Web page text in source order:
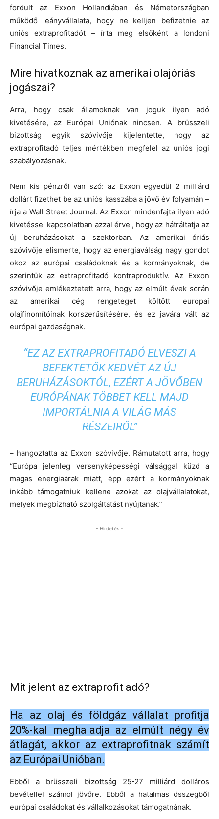
fordult az Exxon Hollandiában és Németországban
működő leányvállalata, hogy ne kelljen befizetnie az
uniós extraprofitadót – írta meg elsőként a londoni
Financial Times.
Mire hivatkoznak az amerikai olajóriás
jogászai?
Arra, hogy csak államoknak van joguk ilyen adó
kivetésére, az Európai Uniónak nincsen. A brüsszeli
bizottság egyik szóvivője kijelentette, hogy az
extraprofitadó teljes mértékben megfelel az uniós jogi
szabályozásnak.
Nem kis pénzről van szó: az Exxon egyedül 2 milliárd
dollárt fizethet be az uniós kasszába a jövő év folyamán –
írja a Wall Street Journal. Az Exxon mindenfajta ilyen adó
kivetéssel kapcsolatban azzal érvel, hogy az hátráltatja az
új beruházásokat a szektorban. Az amerikai óriás
szóvivője elismerte, hogy az energiaválság nagy gondot
okoz az európai családoknak és a kormányoknak, de
szerintük az extraprofitadó kontraproduktív. Az Exxon
szóvivője emlékeztetett arra, hogy az elmúlt évek során
az amerikai cég rengeteget költött európai
olajfinomítóinak korszerűsítésére, és ez javára vált az
európai gazdaságnak.
“EZ AZ EXTRAPROFITADÓ ELVESZI A
BEFEKTETŐK KEDVÉT AZ ÚJ
BERUHÁZÁSOKTÓL, EZÉRT A JÖVŐBEN
EURÓPÁNAK TÖBBET KELL MAJD
IMPORTÁLNIA A VILÁG MÁS
RÉSZEIRŐL”
– hangoztatta az Exxon szóvivője. Rámutatott arra, hogy
“Európa jelenleg versenyképességi válsággal küzd a
magas energiaárak miatt, épp ezért a kormányoknak
inkább támogatniuk kellene azokat az olajvállalatokat,
melyek megbízható szolgáltatást nyújtanak.”
- Hirdetés -
Mit jelent az extraprofit adó?
Ha az olaj és földgáz vállalat profitja
20%-kal meghaladja az elmúlt négy év
átlagát, akkor az extraprofitnak számít
az Európai Unióban.
Ebből a brüsszeli bizottság 25-27 milliárd dolláros
bevétellel számol jövőre. Ebből a hatalmas összegből
európai családokat és vállalkozásokat támogatnának.